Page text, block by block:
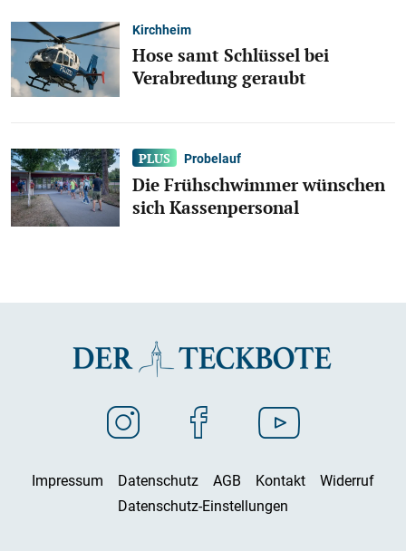
Kirchheim
Hose samt Schlüssel bei
Verabredung geraubt
Probelauf
Die Frühschwimmer wünschen
sich Kassenpersonal
Impressum Datenschutz AGB Kontakt
Widerruf
Datenschutz-Einstellungen